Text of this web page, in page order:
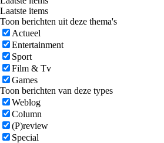
Laatste items
Toon berichten uit deze thema's
Actueel
Entertainment
Sport
Film & Tv
Games
Toon berichten van deze types
Weblog
Column
(P)review
Special